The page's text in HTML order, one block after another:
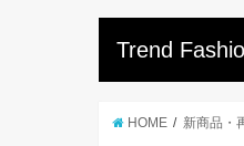
Trend
HOME 新商品・